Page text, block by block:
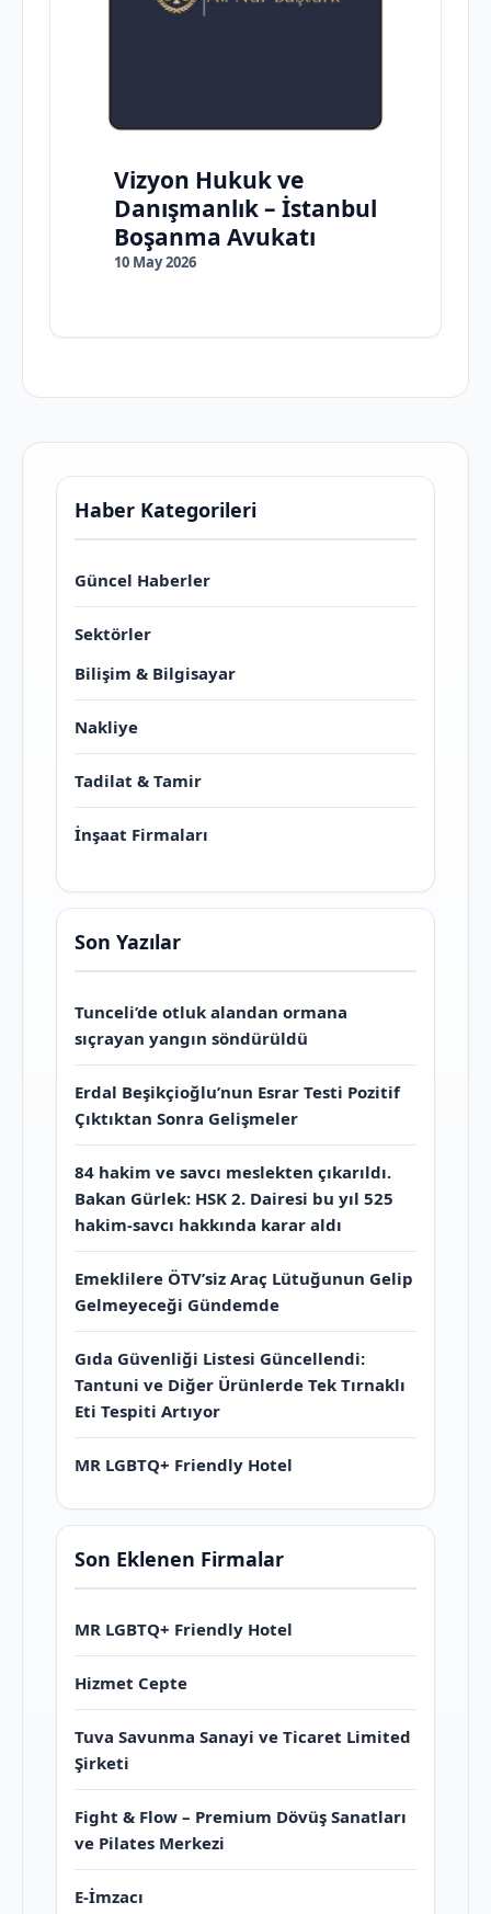
Vizyon Hukuk ve
Danışmanlık – İstanbul
Boşanma Avukatı
10 May 2026
Haber Kategorileri
Güncel Haberler
Sektörler
Bilişim & Bilgisayar
Nakliye
Tadilat & Tamir
İnşaat Firmaları
Son Yazılar
Tunceli’de otluk alandan ormana
sıçrayan yangın söndürüldü
Erdal Beşikçioğlu’nun Esrar Testi Pozitif
Çıktıktan Sonra Gelişmeler
84 hakim ve savcı meslekten çıkarıldı.
Bakan Gürlek: HSK 2. Dairesi bu yıl 525
hakim-savcı hakkında karar aldı
Emeklilere ÖTV’siz Araç Lütuğunun Gelip
Gelmeyeceği Gündemde
Gıda Güvenliği Listesi Güncellendi:
Tantuni ve Diğer Ürünlerde Tek Tırnaklı
Eti Tespiti Artıyor
MR LGBTQ+ Friendly Hotel
Son Eklenen Firmalar
MR LGBTQ+ Friendly Hotel
Hizmet Cepte
Tuva Savunma Sanayi ve Ticaret Limited
Şirketi
Fight & Flow – Premium Dövüş Sanatları
ve Pilates Merkezi
E-İmzacı